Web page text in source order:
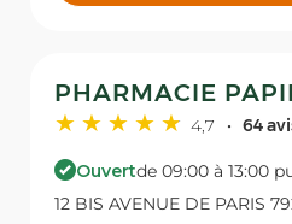
PHARMACIE
4,7 64
Ouvertde 09:00 à 13:00
12 BIS AVENUE DE PARIS